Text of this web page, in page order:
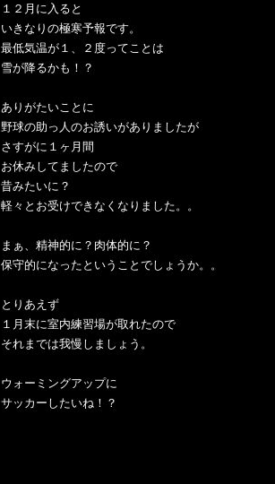
１２月に入ると
いきなりの極寒予報です。
最低気温が１、２度ってことは
雪が降るかも！？
ありがたいことに
野球の助っ人のお誘いがありましたが
さすがに１ヶ月間
お休みしてましたので
昔みたいに？
軽々とお受けできなくなりました。。
まぁ、精神的に？肉体的に？
保守的になったということでしょうか。。
とりあえず
１月末に室内練習場が取れたので
それまでは我慢しましょう。
ウォーミングアップに
サッカーしたいね！？